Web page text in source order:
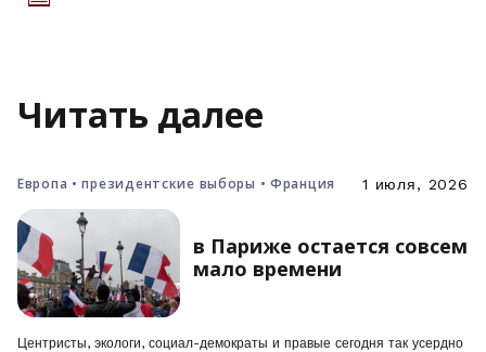
Читать далее
Европа • президентские выборы • Франция 1 июля, 2026
в Париже остается совсем
мало времени
Центристы, экологи, социал-демократы и правые сегодня так усердно